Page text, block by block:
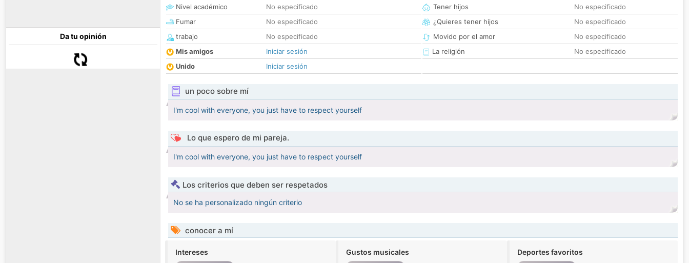
Da tu opinión
Nivel académico
No especificado
Fumar
No especificado
trabajo
No especificado
Mis amigos
Iniciar sesión
Unido
Iniciar sesión
Tener hijos
No especificado
¿Quieres tener hijos
No especificado
Movido por el amor
No especificado
La religión
No especificado
un poco sobre mí
I'm cool with everyone, you just have to respect yourself
Lo que espero de mi pareja.
I'm cool with everyone, you just have to respect yourself
Los criterios que deben ser respetados
No se ha personalizado ningún criterio
conocer a mí
Intereses Gustos musicales Deportes favoritos